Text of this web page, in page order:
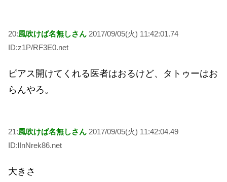
20:風吹けば名無しさん 2017/09/05(火) 11:42:01.74
ID:z1P/RF3E0.net
ピアス開けてくれる医者はおるけど、タトゥーはお
らんやろ。
21:風吹けば名無しさん 2017/09/05(火) 11:42:04.49
ID:lInNrek86.net
大きさ